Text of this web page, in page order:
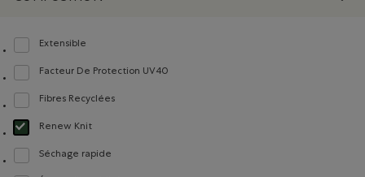
Extensible
Classer selon Composition : Extensible(Stretch)
Facteur De Protection UV40
Classer selon Composition : FacteurDeProtectionUV40(UVProtectionUPF40)
Fibres Recyclées
Classer selon Composition : FibresRecyclées(RecycledFibres)
Renew Knit
Choisir Classé selon Composition : Renew Knit(Renew Knit)
Séchage rapide
Classer selon Composition : Séchagerapide(QuickDry)